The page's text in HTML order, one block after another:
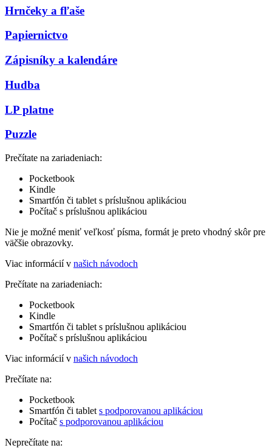
Hrnčeky a fľaše
Papiernictvo
Zápisníky a kalendáre
Hudba
LP platne
Puzzle
Prečítate na zariadeniach:
Pocketbook
Kindle
Smartfón či tablet s príslušnou aplikáciou
Počítač s príslušnou aplikáciou
Nie je možné meniť veľkosť písma, formát je preto vhodný skôr pre
väčšie obrazovky.
Viac informácií v našich návodoch
Prečítate na zariadeniach:
Pocketbook
Kindle
Smartfón či tablet s príslušnou aplikáciou
Počítač s príslušnou aplikáciou
Viac informácií v našich návodoch
Prečítate na:
Pocketbook
Smartfón či tablet s podporovanou aplikáciou
Počítač s podporovanou aplikáciou
Neprečítate na: